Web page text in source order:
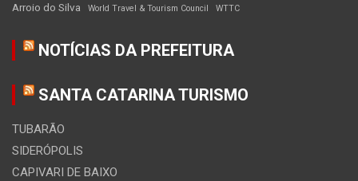
Arroio do Silva
World Travel & Tourism Council WTTC
NOTÍCIAS DA PREFEITURA
SANTA CATARINA TURISMO
TUBARÃO
SIDERÓPOLIS
CAPIVARI DE BAIXO